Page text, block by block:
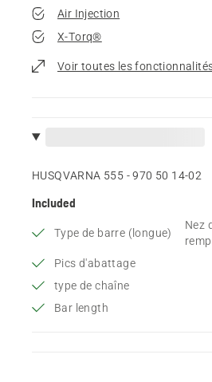
Air Injection
X-Torq®
Voir toutes les
HUSQVARNA 555 - 970 50 14‑02
Included
Type de barre (longue)
Nez
Pics d'abattage
type de chaîne
Bar length